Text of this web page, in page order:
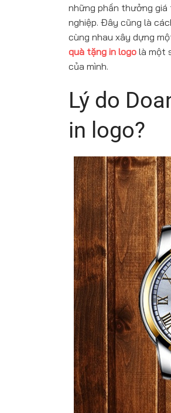
những phần thưởng
nghiệp. Đây cũng là
cùng nhau xây dựng
quà tặng in logo là một
của mình.
Lý do
in logo?